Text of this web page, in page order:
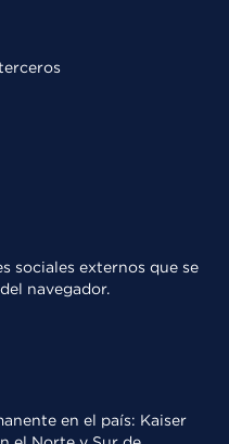
sociales externos que se
navegador.
en el país: Kaiser